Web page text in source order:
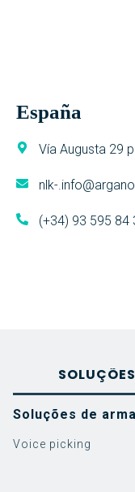
España
Vía Augusta 29
nlk-
(+34) 93 595 84
SOLUÇÕES
Soluções de
Voice picking